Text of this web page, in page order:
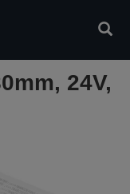
24V,